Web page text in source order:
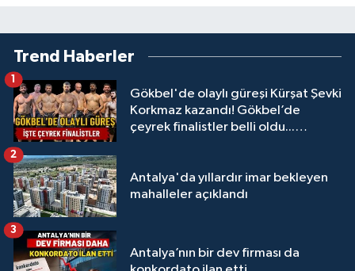
Trend Haberler
Gökbel'de olaylı güreşi Kürşat Şevki
Korkmaz kazandı! Gökbel’de
çeyrek finalistler belli oldu...
1
Antalya'da yıllardır imar bekleyen
mahalleler açıklandı
2
Antalya’nın bir dev firması da
3